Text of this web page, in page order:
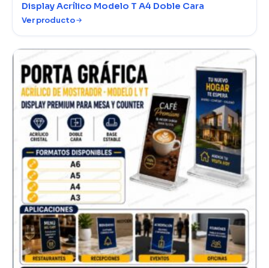
Display Acrílico Modelo T A4 Doble Cara
Ver producto